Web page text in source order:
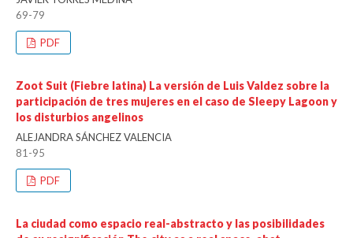
69-79
PDF
Zoot Suit (Fiebre latina) La versión de Luis Valdez sobre la
participación de tres mujeres en el caso de Sleepy Lagoon y
los disturbios angelinos
ALEJANDRA SÁNCHEZ VALENCIA
81-95
PDF
La ciudad como espacio real-abstracto y las posibilidades